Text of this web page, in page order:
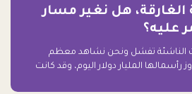
الغارقة، هل نغير مسار
عليه؟
الناشئة تفشل ونحن نشاهد معظم
رأسمالها المليار دولار اليوم، وقد كانت